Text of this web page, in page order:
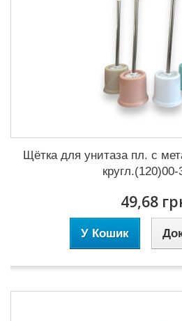
Щётка для унитаза пл. с
кругл.(120)00-
49,68
У Кошик